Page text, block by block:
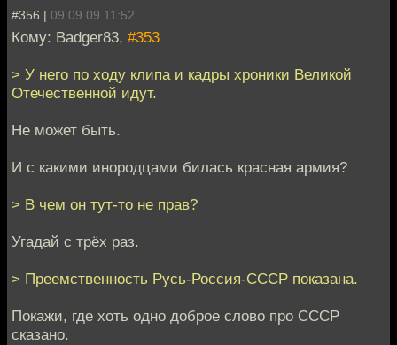
#356 | 09.09.09 11:52
Кому: Badger83, #353
> У него по ходу клипа и кадры хроники Великой
Отечественной идут.
Не может быть.
И с какими инородцами билась красная армия?
> В чем он тут-то не прав?
Угадай с трёх раз.
> Преемственность Русь-Россия-СССР показана.
Покажи, где хоть одно доброе слово про СССР
сказано.